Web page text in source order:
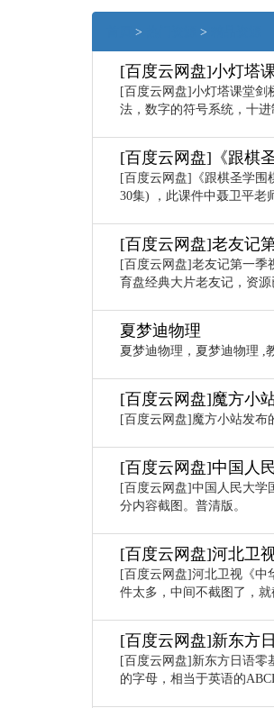
> >
[百度云网盘]小灯塔
[百度云网盘]小灯塔课堂剑
法，数字的符号系统，十
[百度云网盘]《跟棋
[百度云网盘]《跟棋圣学围
30集) ，此课件中聂卫平老
[百度云网盘]老友记
[百度云网盘]老友记第一季
育盘经典大片老友记，资
夏梦迪物理
夏梦迪物理，夏梦迪物理 ,
[百度云网盘]魔方小
[百度云网盘]魔方小站发布
[百度云网盘]中国人
[百度云网盘]中国人民大学
分内容截图。普清版。
[百度云网盘]河北卫
[百度云网盘]河北卫视《中
件太多，中间不截图了，就
[百度云网盘]新东方
[百度云网盘]新东方日语零
的字母，相当于英语的